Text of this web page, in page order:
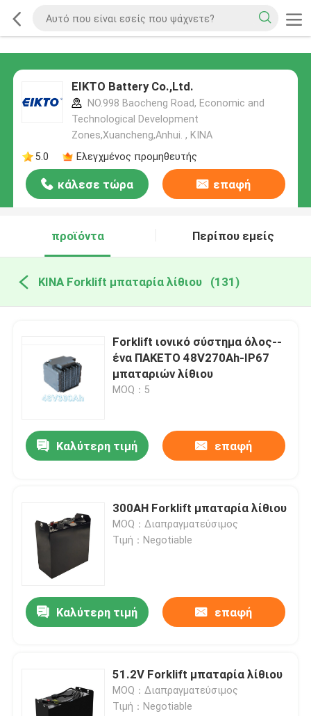
EIKTO Battery Co.,Ltd.
NO.998 Baocheng Road, Economic and
Technological Development
Zones,Xuancheng,Anhui. , ΚΙΝΑ
5.0
Ελεγχμένος προμηθευτής
κάλεσε τώρα επαφή
προϊόντα Περίπου εμείς
ΚΙΝΑ Forklift μπαταρία λίθιου (131)
Forklift ιονικό σύστημα όλος--
ένα ΠΑΚΕΤΟ 48V270Ah-IP67
μπαταριών λίθιου
MOQ：5
Καλύτερη τιμή επαφή
300AH Forklift μπαταρία λίθιου
MOQ：Διαπραγματεύσιμος
Τιμή：Negotiable
Καλύτερη τιμή επαφή
51.2V Forklift μπαταρία λίθιου
MOQ：Διαπραγματεύσιμος
Τιμή：Negotiable